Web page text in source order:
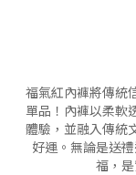
福氣紅內褲將傳統
單品！內褲以柔軟
體驗，並融入傳統
好運。無論是送
福，